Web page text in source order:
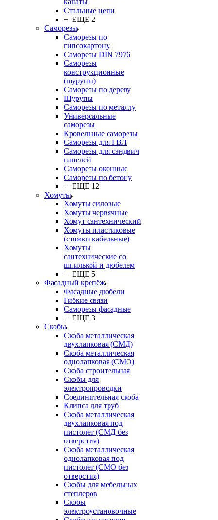
канаты
Стальные цепи
+ ЕЩЕ 2
Саморезы
Саморезы по
гипсокартону
Саморезы DIN 7976
Саморезы
конструкционные
(шурупы)
Саморезы по дереву
Шурупы
Саморезы по металлу
Универсальные
саморезы
Кровельные саморезы
Саморезы для ГВЛ
Саморезы для сэндвич
панелей
Саморезы оконные
Саморезы по бетону
+ ЕЩЕ 12
Хомуты
Хомуты силовые
Хомуты червячные
Хомут сантехнический
Хомуты пластиковые
(стяжки кабельные)
Хомуты
сантехнические со
шпилькой и дюбелем
+ ЕЩЕ 5
Фасадный крепёж
Фасадные дюбели
Гибкие связи
Саморезы фасадные
+ ЕЩЕ 3
Скобы
Скоба металлическая
двухлапковая (СМД)
Скоба металлическая
однолапковая (СМО)
Скоба строительная
Скобы для
электропроводки
Соединительная скоба
Клипса для труб
Скоба металлическая
двухлапковая под
пистолет (СМД без
отверстия)
Скоба металлическая
однолапковая под
пистолет (СМО без
отверстия)
Скобы для мебельных
степлеров
Скобы
электроустановочные